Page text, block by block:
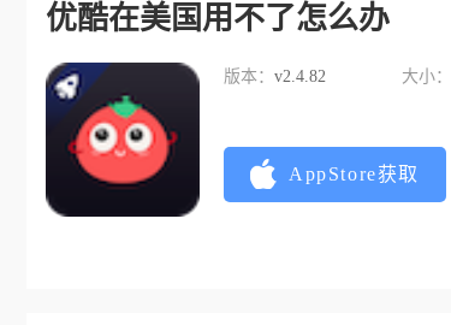
优酷在美国用不了怎么办
版本： v2.4.82 大小：
AppStore获取